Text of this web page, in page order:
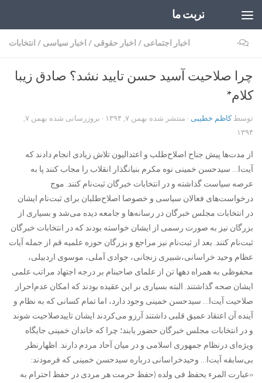
تربت ما
اخبار اجتماعی / اخبار حقوقی / اخبار سیاسی / انتخابات ۰
چرا صلاحیت آسید حسن تایید نشد؟ صادق زیبا
کلام*
توسطکاظم خطیبی · منتشر شده بهمن ۷, ۱۳۹۴ · بروزرسانی شده
بهمن ۷,
۱۳۹۴
از مدت‌ها پیش جناح اصلاح‌طلب و اعتدالیون تلاش زیادی انجام دادند که
آیت‌ا… سیدحسن خمینی نوه مکرم بنیانگذار انقلاب را مجاب کنند پا به
عرصه سیاست گذاشته و در انتخابات خبرگان ثبت‌نام کنند. موج
درخواست‌های فعالان سیاسی و خصوصا اصلاح‌طلبان برای ثبت‌نام ایشان
در انتخابات مجلس خبرگان در رسانه‌ها و جامعه دیده می‌شد و بسیاری از
بزرگان نیز به صورت رسمی از ایشان خواسته بودند که در انتخابات خبرگان
ثبت‌نام کنند. بعد از ثبت‌نام نیز مراجع و بزرگان حوزه علمیه قم از جمله آیات
عظام وحید خراسانی،شبیری زنجانی، جوادی آملی، موسوی اردبیلی،
محفوظی به همراه دهها تن از علمای صاحبنام بر درجه اجتهاد مراتب علمی
ایشان صحه گذاشتند. البته بسیاری بر این عقیده بودند که امکان عدم‌احراز
صلاحیت آیت‌ا… سیدحسن خمینی وجود دارد، اما تمام کسانی که به نظام و
آینده آن اعتقاد عمیق قلبی داشتند آرزو می‌کردند ایشان تاییدصلاحیت شوند
و در انتخابات مجلس خبرگان حضور یابند؛ چرا که خاندان خمینی جایگاه
ویژه‌ای درنظام جمهوری اسلامی و در میان آحاد مردم دارند. اظهارنظر
بی‌سابقه آیت‌ا… وحیدخراسانی درباره سیدحسن خمینی که فرمودند:
«عبارت المرء یحفظ فی ولده (حفظ حرمت هر مردی در حفظ احترام به